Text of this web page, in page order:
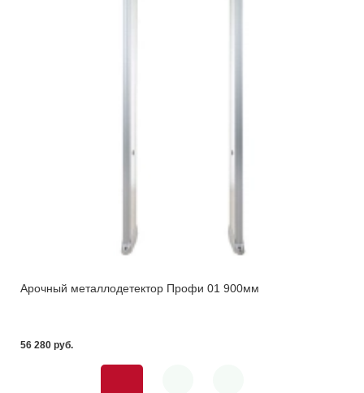
Арочный металлодетектор Профи 01 900мм
56 280 pуб.